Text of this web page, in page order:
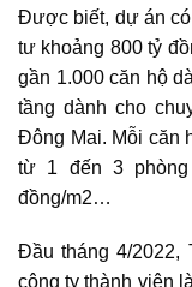
Được biết, dự án có
tư khoảng 800 tỷ
gần 1.000 căn hộ
tầng dành cho
Đông Mai. Mỗi căn
từ 1 đến 3
đồng/m2…
Đầu tháng 4/2022,
công ty thành viên